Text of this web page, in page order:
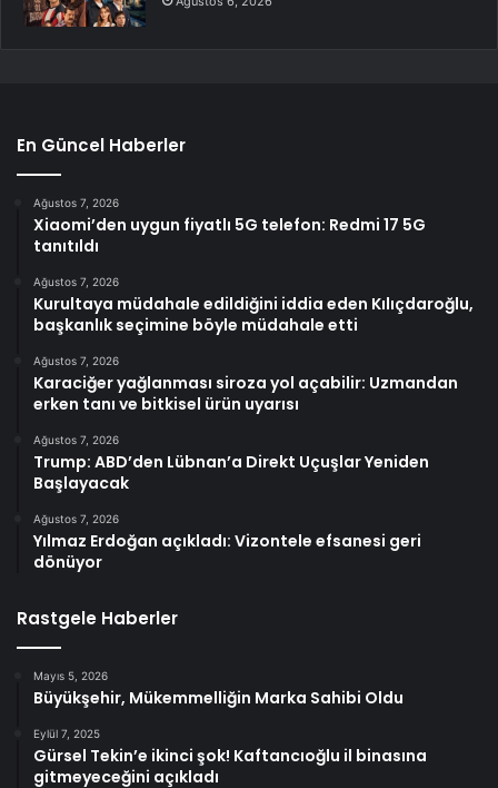
En Güncel Haberler
Ağustos 7, 2026
Xiaomi’den uygun fiyatlı 5G telefon: Redmi 17 5G
tanıtıldı
Ağustos 7, 2026
Kurultaya müdahale edildiğini iddia eden Kılıçdaroğlu,
başkanlık seçimine böyle müdahale etti
Ağustos 7, 2026
Karaciğer yağlanması siroza yol açabilir: Uzmandan
erken tanı ve bitkisel ürün uyarısı
Ağustos 7, 2026
Trump: ABD’den Lübnan’a Direkt Uçuşlar Yeniden
Başlayacak
Ağustos 7, 2026
Yılmaz Erdoğan açıkladı: Vizontele efsanesi geri
dönüyor
Rastgele Haberler
Mayıs 5, 2026
Büyükşehir, Mükemmelliğin Marka Sahibi Oldu
Eylül 7, 2025
Gürsel Tekin’e ikinci şok! Kaftancıoğlu il binasına
gitmeyeceğini açıkladı